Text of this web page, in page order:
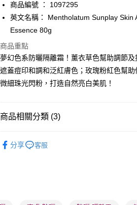
WeChat Pay
BoC Pay
送貨方式
順豐自助櫃 - 確認發貨後1-3個工作天送達
順豐站及營業點 - 確認發貨後1-3個工作天送
確認發貨後1-3 工作天送達，訂單將隨機分
商品編號 ： 1097295
英文名稱： Mentholatum Sunplay Skin
Essence 80g
商品重點
夢幻色系防曬隔離霜！薰衣草色幫助調節
遮蓋痘印和調和泛紅膚色；玫瑰粉紅色幫
微細珠光閃粉，打造自然亮白美肌！
商品相關分類 (3)
分享 客服